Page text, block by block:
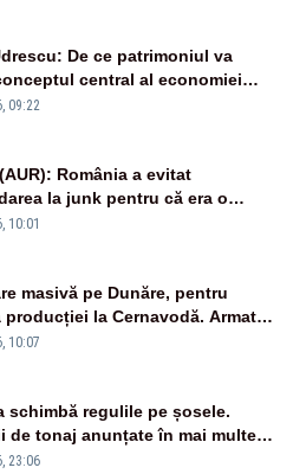
De ce patrimoniul va
central al economiei
09:22
România a evitat
la junk pentru că era o
pentru bănci și fondurile de
10:01
masivă pe Dunăre, pentru
producției la Cernavodă. Armata
o stâncă și va devia apa
10:07
schimbă regulile pe șosele.
de tonaj anunțate în mai multe
23:06